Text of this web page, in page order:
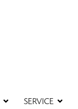
SERVICE